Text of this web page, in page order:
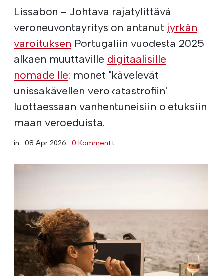
Lissabon - Johtava rajatylittävä
veroneuvontayritys on antanut jyrkän
varoituksen Portugaliin vuodesta 2025
alkaen muuttaville digitaalisille
nomadeille: monet "kävelevät
unissakävellen verokatastrofiin"
luottaessaan vanhentuneisiin oletuksiin
maan veroeduista.
in · 08 Apr 2026 · 0 Kommentit